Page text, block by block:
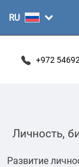
+972
Личность,
Развитие